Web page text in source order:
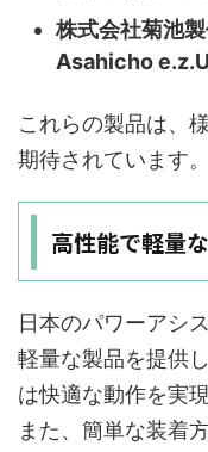
株式会社菊池
Asahicho
これらの製品は、
期待されています。
高性能で軽量
日本のパワーアシ
軽量な製品を提供
は快適な動作を実
また、簡単な装着